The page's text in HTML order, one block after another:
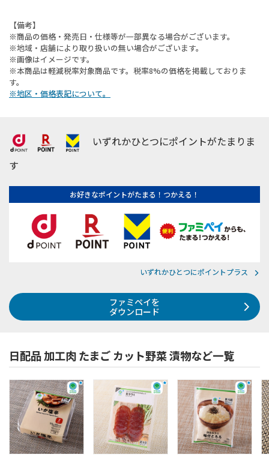
【備考】
※商品の価格・発売日・仕様等が一部異なる場合がございます。
※地域・店舗により取り扱いの無い場合がございます。
※画像はイメージです。
※本商品は軽減税率対象商品です。税率8%の価格を掲載しておりま
す。
※地区・価格表記について。
いずれかひとつにポイントがたまりま
す
お好きなポイントがたまる！つかえる！
いずれかひとつにポイントプラス
ファミペイを
ダウンロード
日配品 加工肉 たまご カット野菜 漬物など一覧